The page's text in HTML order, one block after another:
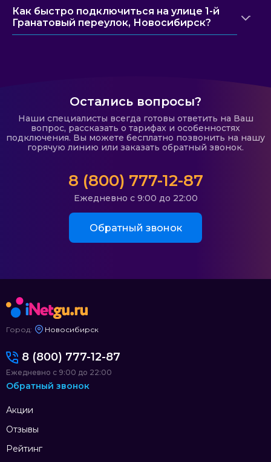
Как быстро подключиться на улице 1-й
Гранатовый переулок, Новосибирск?
Остались вопросы?
Наши специалисты всегда готовы ответить на Ваш
вопрос, рассказать о тарифах и особенностях
подключения. Вы можете бесплатно позвонить на нашу
горячую линию или заказать обратный звонок.
8 (800) 777-12-87
Ежедневно с 9:00 до 22:00
Обратный звонок
Город: Новосибирск
Акции
Отзывы
Рейтинг
8 (800) 777-12-87
Ежедневно с 9:00 до 22:00
Обратный звонок